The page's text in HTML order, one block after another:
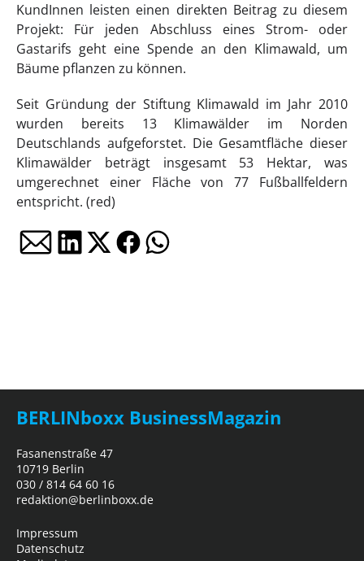
KundInnen leisten einen direkten Beitrag zu diesem
Projekt: Für jeden Abschluss eines Strom- oder
Gastarifs geht eine Spende an den Klimawald, um
Bäume pflanzen zu können.
Seit Gründung der Stiftung Klimawald im Jahr 2010
wurden bereits 13 Klimawälder im Norden
Deutschlands aufgeforstet. Die Gesamtfläche dieser
Klimawälder beträgt insgesamt 53 Hektar, was
umgerechnet einer Fläche von 77 Fußballfeldern
entspricht. (red)
BERLINboxx BusinessMagazin
Fasanenstraße 47
10719 Berlin
030 / 814 64 60 16
redaktion@berlinboxx.de
Impressum
Datenschutz